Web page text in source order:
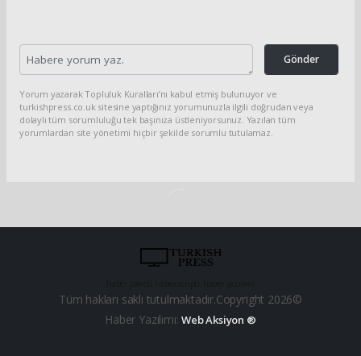
Gönder
Yorum yazarak Topluluk Kuralları’nı kabul etmiş bulunuyor ve
turkishpress.co.uk sitesine yaptığınız yorumunuzla ilgili doğrudan veya
dolaylı tüm sorumluluğu tek başınıza üstleniyorsunuz. Yazılan tüm
yorumlardan site yönetimi hiçbir şekilde sorumlu tutulamaz.
Tüm hakları saklı tutulmaktadır.Copyright 2026©
Haber Yazılımı:Web Aksiyon ®